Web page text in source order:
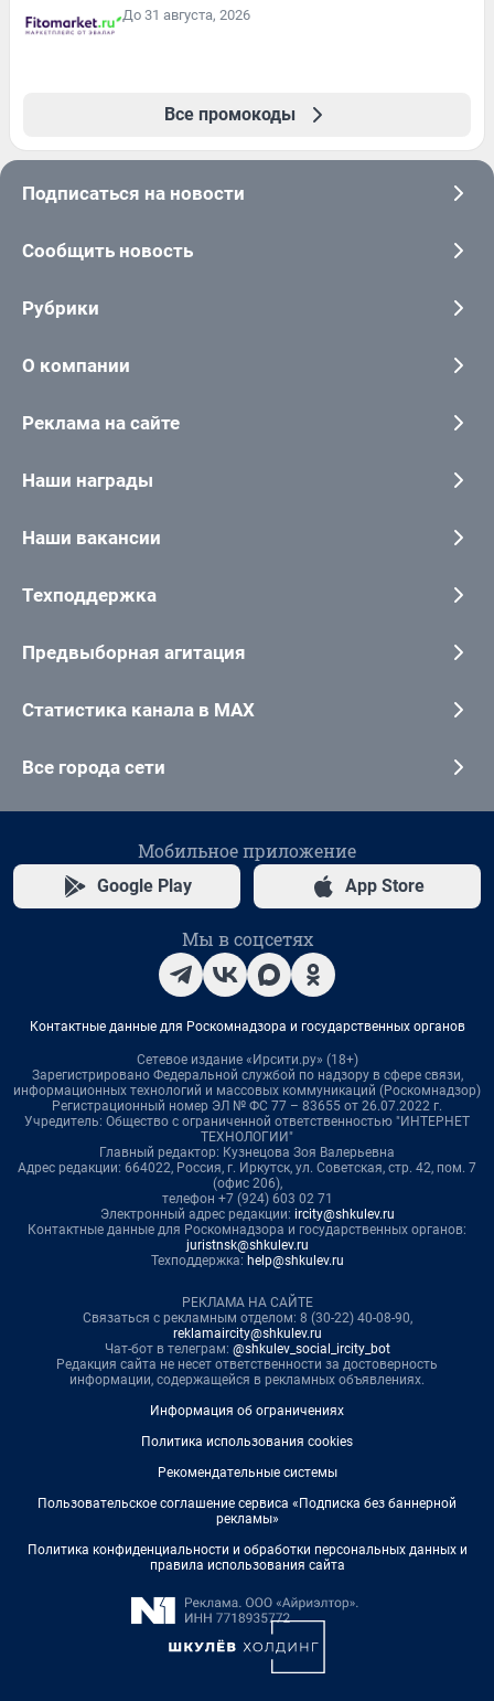
До 31 августа, 2026
Все промокоды
Подписаться на новости
Сообщить новость
Рубрики
О компании
Реклама на сайте
Наши награды
Наши вакансии
Техподдержка
Предвыборная агитация
Статистика канала в MAX
Все города сети
Мобильное приложение
Google Play App Store
Мы в соцсетях
Контактные данные для Роскомнадзора и государственных органов
Сетевое издание «Ирсити.ру» (18+)
Зарегистрировано Федеральной службой по надзору в сфере связи,
информационных технологий и массовых коммуникаций (Роскомнадзор)
Регистрационный номер ЭЛ № ФС 77 – 83655 от 26.07.2022 г.
Учредитель: Общество с ограниченной ответственностью "ИНТЕРНЕТ
ТЕХНОЛОГИИ"
Главный редактор: Кузнецова Зоя Валерьевна
Адрес редакции: 664022, Россия, г. Иркутск, ул. Советская, стр. 42, пом. 7
(офис 206),
телефон +7 (924) 603 02 71
Электронный адрес редакции: ircity@shkulev.ru
Контактные данные для Роскомнадзора и государственных органов:
juristnsk@shkulev.ru
Техподдержка: help@shkulev.ru
РЕКЛАМА НА САЙТЕ
Связаться с рекламным отделом: 8 (30-22) 40-08-90,
reklamaircity@shkulev.ru
Чат-бот в телеграм: @shkulev_social_ircity_bot
Редакция сайта не несет ответственности за достоверность
информации, содержащейся в рекламных объявлениях.
Информация об ограничениях
Политика использования cookies
Рекомендательные системы
Пользовательское соглашение сервиса «Подписка без баннерной
рекламы»
Политика конфиденциальности и обработки персональных данных и
правила использования сайта